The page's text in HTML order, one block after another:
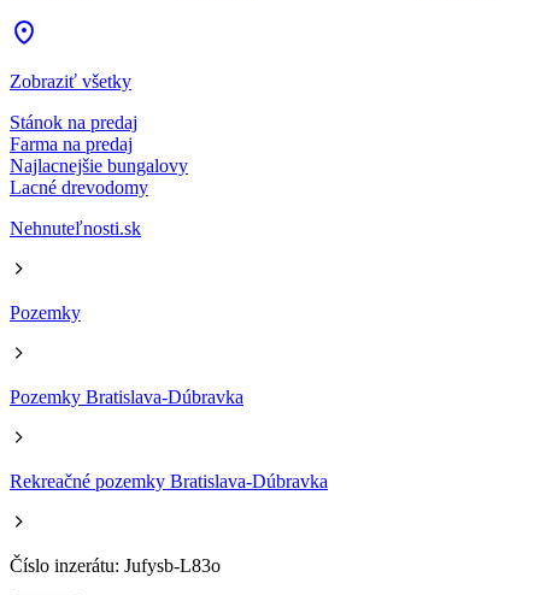
Zobraziť všetky
Stánok na predaj
Farma na predaj
Najlacnejšie bungalovy
Lacné drevodomy
Nehnuteľnosti.sk
Pozemky
Pozemky Bratislava-Dúbravka
Rekreačné pozemky Bratislava-Dúbravka
Číslo inzerátu: Jufysb-L83o